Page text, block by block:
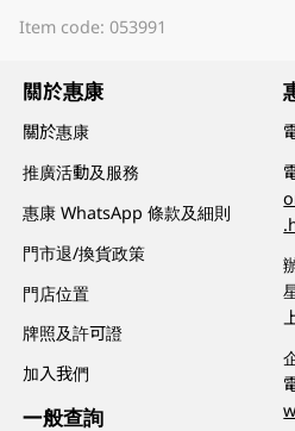
Item code: 053991
關於惠康
關於惠康
推廣活動及服務
惠康 WhatsApp 條款及細則
門市退/換貨政策
門店位置
牌照及許可證
加入我們
一般查詢